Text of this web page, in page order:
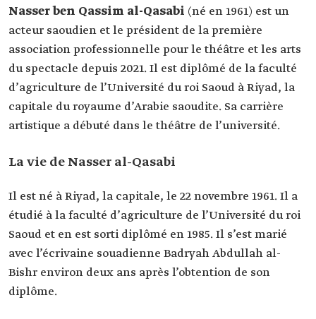
Nasser al-Qasabi
Nom
Nasser ben Qassim al-Qasabi. Naissance
Diplôme
universitaire
licence d'agriculture de l'Université du roi Saoud.
Profession
acteur.
Parmi ses
œuvres
Owais al-Tase' Ashar. Awdat Hamoud wa
télévision
Tash Ma Tash.
37 Darajah.
Nasser ben Qassim al-Qasabi (né en 1961) est un
acteur saoudien et le président de la première
association professionnelle pour le théâtre et les arts
du spectacle depuis 2021. Il est diplômé de la faculté
d’agriculture de l’Université du roi Saoud à Riyad, la
capitale du royaume d’Arabie saoudite. Sa carrière
artistique a débuté dans le théâtre de l’université.
La vie de Nasser al-Qasabi
Il est né à Riyad, la capitale, le 22 novembre 1961. Il a
étudié à la faculté d’agriculture de l’Université du roi
Saoud et en est sorti diplômé en 1985. Il s’est marié
avec l’écrivaine souadienne Badryah Abdullah al-
Bishr environ deux ans après l’obtention de son
diplôme.